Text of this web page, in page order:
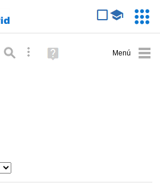
Búsqueda avanzada
Ayuda
(en